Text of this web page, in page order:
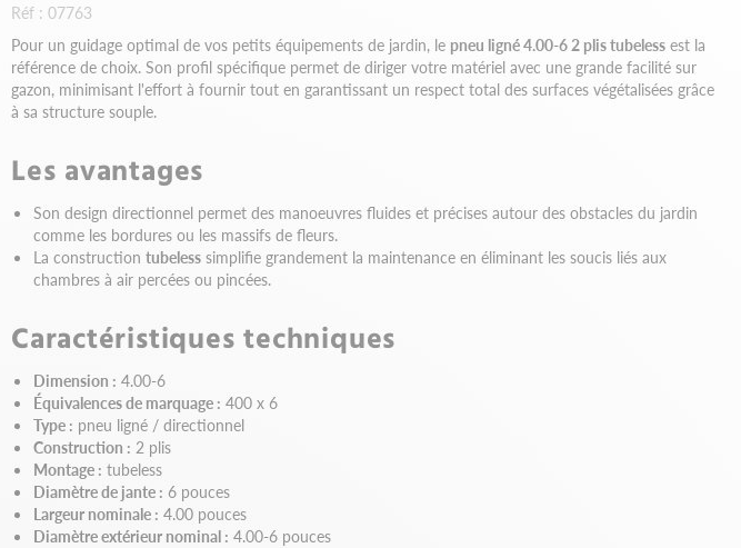
Réf : 07763
Pour un guidage optimal de vos petits équipements de jardin, le pneu ligné 4.00-6 2 plis tubeless est la
référence de choix. Son profil spécifique permet de diriger votre matériel avec une grande facilité sur
gazon, minimisant l'effort à fournir tout en garantissant un respect total des surfaces végétalisées grâce
à sa structure souple.
Les avantages
Son design directionnel permet des manoeuvres fluides et précises autour des obstacles du jardin
comme les bordures ou les massifs de fleurs.
La construction tubeless simplifie grandement la maintenance en éliminant les soucis liés aux
chambres à air percées ou pincées.
Caractéristiques techniques
Dimension : 4.00-6
Équivalences de marquage : 400 x 6
Type : pneu ligné / directionnel
Construction : 2 plis
Montage : tubeless
Diamètre de jante : 6 pouces
Largeur nominale : 4.00 pouces
Diamètre extérieur nominal : 4.00-6 pouces